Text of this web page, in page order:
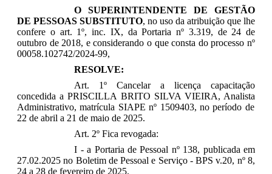
O SUPERINTENDENTE DE GESTÃO
DE PESSOAS SUBSTITUTO, no uso da atribuição que lhe
confere o art. 1º, inc. IX, da Portaria nº 3.319, de 24 de
outubro de 2018, e considerando o que consta do processo nº
00058.102742/2024-99,
RESOLVE:
Art. 1º Cancelar a licença capacitação
concedida aPRISCILLA BRITO SILVA VIEIRA, Analista
Administrativo, matrícula SIAPE nº 1509403, no período de
22 de abril a 21 de maio de 2025.
Art. 2º Fica revogada:
I - a Portaria de Pessoal nº 138, publicada em
27.02.2025 no Boletim de Pessoal e Serviço - BPS v.20, nº 8,
24 a 28 de fevereiro de 2025.